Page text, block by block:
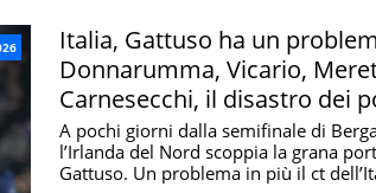
Italia, Gattuso ha un
Donnarumma, Vicario,
Carnesecchi, il disastro dei
A pochi giorni dalla semifinale di
l’Irlanda del Nord scoppia la grana
Gattuso. Un problema in più il ct